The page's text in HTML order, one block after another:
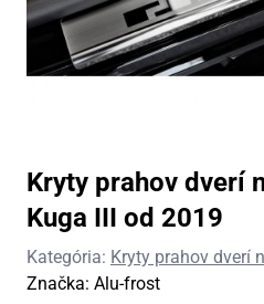
Kryty prahov dverí
Kuga III od 2019
Kategória: Kryty prahov dverí
Značka: Alu-frost